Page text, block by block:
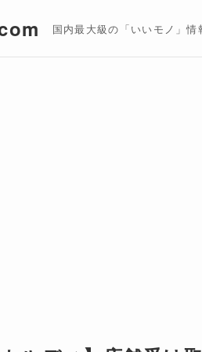
国内最大級の「いいモノ」情